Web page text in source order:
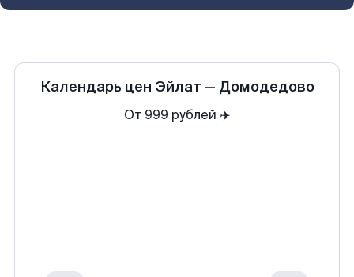
Календарь цен Эйлат — Домодедово
От 999 рублей ✈️